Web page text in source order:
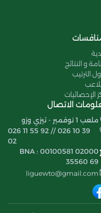
و النتائج
الترتيب
الإحصائيات
الاتصال
ملعب 1 نوفمبر - تيزي وزو
026 11 55 92 // 026 10 39
02
BNA : 00100581 02000
35560 69
liguewto@gmail.com